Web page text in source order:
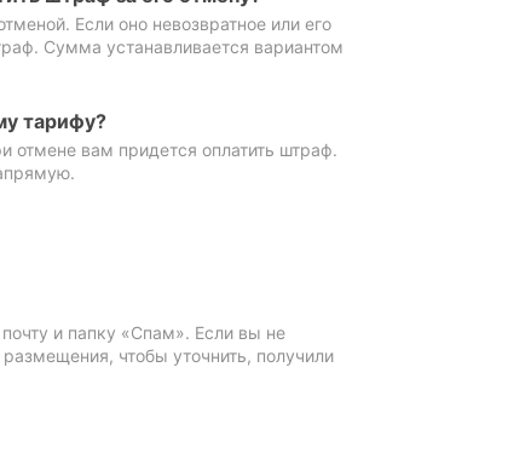
Если оно невозвратное или его
Сумма устанавливается вариантом
тарифу?
отмене вам придется оплатить штраф.
и папку «Спам». Если вы не
чтобы уточнить, получили